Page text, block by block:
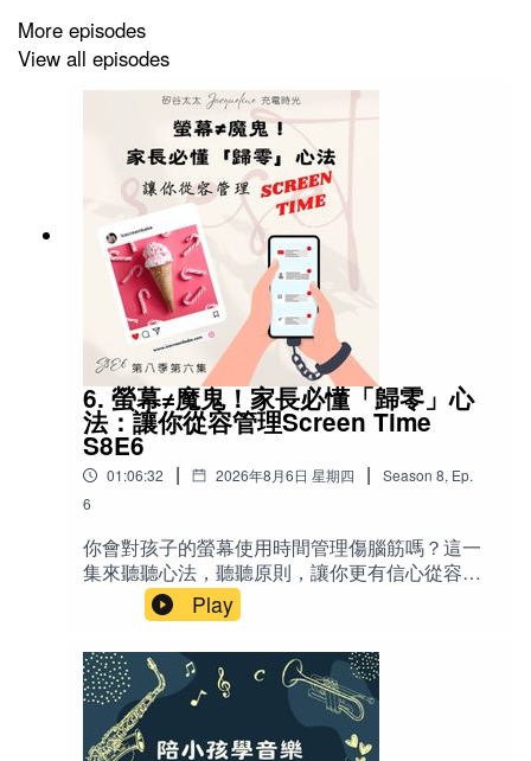
Stop funding terrorism：停止資助全球恐怖主義
Strait of Hormuz：霍爾木茲海峽
Interim authority：臨時政權
Free and fair：公平公開公正
MAHA movement：Make America Healthy Again 讓美
國再度健康運動
Coalition：聯合勢力 / 聯盟
「GAESA」：古巴軍事企業集團，音譯常見為蓋薩
📚 書：
"The 48 Laws of Power” by Robert Greene《權力的48條
「最大的權力，就是來自擴大可能的朋友範圍，甚至與
敵人的暫時合作。」
「共產國家很糟，一個失能的共產國家更糟」- 盧比奧
More episodes
View all episodes
6. 螢幕≠魔鬼！家長必懂「歸零」心
法：讓你從容管理Screen Time
S8E6
01:06:32 | 2026年8月6日 星期四 | Season 8, Ep.
6
你會對孩子的螢幕使用時間管理傷腦筋嗎？這一
集來聽聽心法，聽聽原則，讓你更有信心從容地
面對螢幕。❤️適合所有正在面對孩子螢幕時間管
理的家長（尤其是有學齡前到高中生孩子的父
母）、對科技成癮感到焦慮或自責的成人、以及
想用更全面、人性化角度看待親子關係與現代科
技的聽眾。特別適合那些容易因「管太多／管太
鬆」而陷入罪惡感、恐懼或親子衝突的父母。📝
節目說明 螢幕時間是現代家長最頭痛的問題之
Play